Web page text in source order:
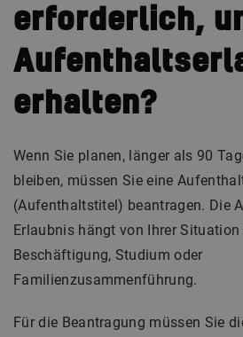
erforderlich,
erhalten?
Wenn Sie planen, länger als 90
bleiben, müssen Sie eine
(Aufenthaltstitel) beantragen. Die
Erlaubnis hängt von Ihrer Situation
Beschäftigung, Studium oder
Familienzusammenführung.
Für die Beantragung müssen Sie